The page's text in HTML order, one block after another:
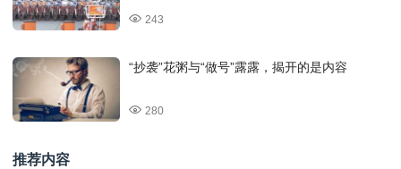
243
“抄袭”花粥与“做号”露露，揭开的是内容
280
推荐内容